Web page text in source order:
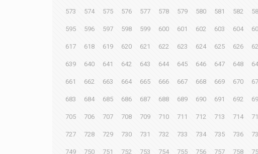
573 574 575 576 577 578 579 580 581 582
595 596 597 598 599 600 601 602 603 604
617 618 619 620 621 622 623 624 625 626
639 640 641 642 643 644 645 646 647 648
661 662 663 664 665 666 667 668 669 670
683 684 685 686 687 688 689 690 691 692
705 706 707 708 709 710 711 712 713 714
727 728 729 730 731 732 733 734 735 736
749 750 751 752 753 754 755 756 757 758